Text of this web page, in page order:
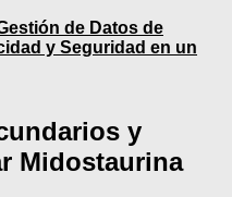
de Datos de
y Seguridad en un
y
Midostaurina